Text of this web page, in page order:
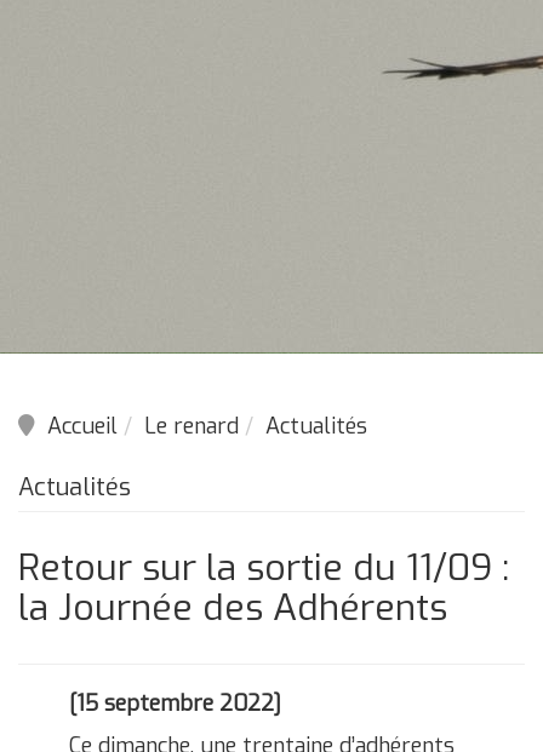
Accueil Le renard Actualités
Actualités
Retour sur la sortie du 11/09 :
la Journée des Adhérents
[15 septembre 2022]